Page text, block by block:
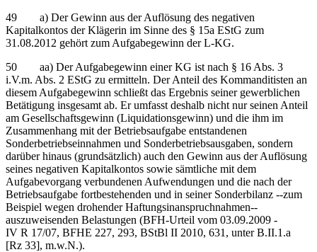
49 a) Der Gewinn aus der Auflösung des negativen
Kapitalkontos der Klägerin im Sinne des § 15a EStG zum
31.08.2012 gehört zum Aufgabegewinn der L-KG.
50 aa) Der Aufgabegewinn einer KG ist nach § 16 Abs. 3
i.V.m. Abs. 2 EStG zu ermitteln. Der Anteil des Kommanditisten an
diesem Aufgabegewinn schließt das Ergebnis seiner gewerblichen
Betätigung insgesamt ab. Er umfasst deshalb nicht nur seinen Anteil
am Gesellschaftsgewinn (Liquidationsgewinn) und die ihm im
Zusammenhang mit der Betriebsaufgabe entstandenen
Sonderbetriebseinnahmen und Sonderbetriebsausgaben, sondern
darüber hinaus (grundsätzlich) auch den Gewinn aus der Auflösung
seines negativen Kapitalkontos sowie sämtliche mit dem
Aufgabevorgang verbundenen Aufwendungen und die nach der
Betriebsaufgabe fortbestehenden und in seiner Sonderbilanz ‑‑zum
Beispiel wegen drohender Haftungsinanspruchnahmen‑‑
auszuweisenden Belastungen (BFH-Urteil vom 03.09.2009 -
IV R 17/07, BFHE 227, 293, BStBl II 2010, 631, unter B.II.1.a
[Rz 33], m.w.N.).